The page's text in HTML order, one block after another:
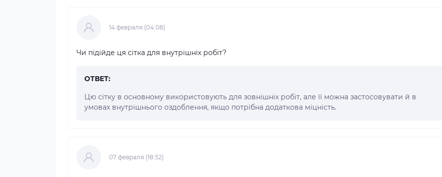
14 февраля (04:08)
Чи підійде ця сітка для внутрішніх робіт?
ОТВЕТ:
Цю сітку в основному використовують для зовнішніх робіт, але її можна застосовувати й в
умовах внутрішнього оздоблення, якщо потрібна додаткова міцність.
07 февраля (18:52)